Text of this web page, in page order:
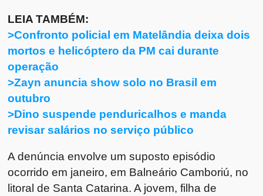
LEIA TAMBÉM:
>Confronto policial em Matelândia deixa dois
mortos e helicóptero da PM cai durante
operação
>Zayn anuncia show solo no Brasil em
outubro
>Dino suspende penduricalhos e manda
revisar salários no serviço público
A denúncia envolve um suposto episódio
ocorrido em janeiro, em Balneário Camboriú, no
litoral de Santa Catarina. A jovem, filha de